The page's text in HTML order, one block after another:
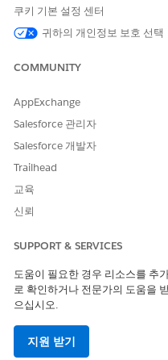
이 기사를 통해
개선을 위한
쿠키 기본 설정 센터
귀하의 개인정보 보호 선택
COMMUNITY
AppExchange
Salesforce 관리자
Salesforce 개발자
Trailhead
교육
신뢰
SUPPORT & SERVICES
도움이 필요한 경우 리소스를 추
로 확인하거나 전문가의 도움을
으십시오.
지원 받기